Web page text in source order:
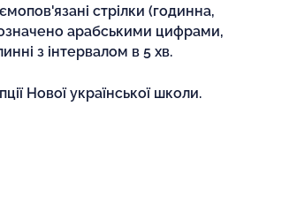
стрілки (годинна,
арабськими цифрами,
з інтервалом в 5 хв.
Нової української школи.